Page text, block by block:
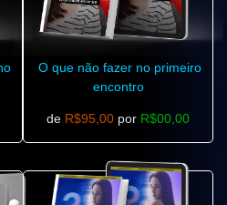
O que não fazer no primeiro
encontro
de R$95,00 por R$00,00